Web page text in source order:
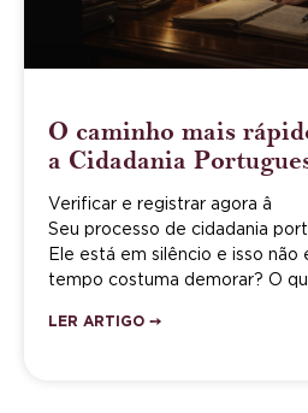
O caminho mais
a Cidadania
Verificar e registrar agora â
Seu processo de cidadania
Ele está em silêncio e isso não
tempo costuma demorar? O
LER ARTIGO ➙